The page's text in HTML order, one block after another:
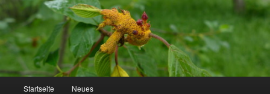
Startseite Neues